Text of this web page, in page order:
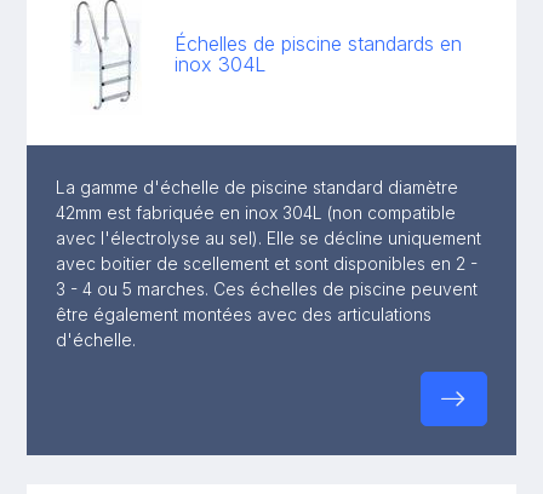
Échelles de piscine standards en
inox 304L
La gamme d'échelle de piscine standard diamètre
42mm est fabriquée en inox 304L (non compatible
avec l'électrolyse au sel). Elle se décline uniquement
avec boitier de scellement et sont disponibles en 2 -
3 - 4 ou 5 marches. Ces échelles de piscine peuvent
être également montées avec des articulations
d'échelle.